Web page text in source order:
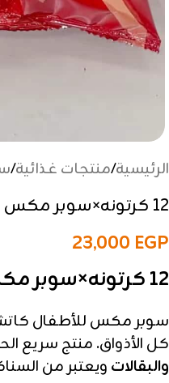
الرئيسية/منتجات غذائية/
12 كرتونه×سوبر مكس للأطفال كاتشب
23,000 EGP
12 كرتونه×سوبر مكس للأطفال كاتشب
سوبر مكس للأطفال
كل الأذواق. منتج سريع
والبقالات ويعتبر من